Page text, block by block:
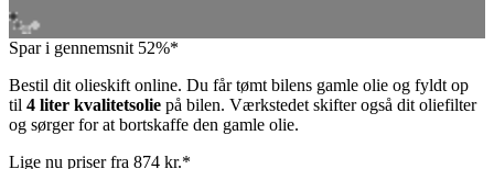
Spar i gennemsnit 52%*
Bestil dit olieskift online. Du får tømt bilens gamle olie og fyldt op
til 4 liter kvalitetsolie på bilen. Værkstedet skifter også dit oliefilter
og sørger for at bortskaffe den gamle olie.
Lige nu priser fra 874 kr.*